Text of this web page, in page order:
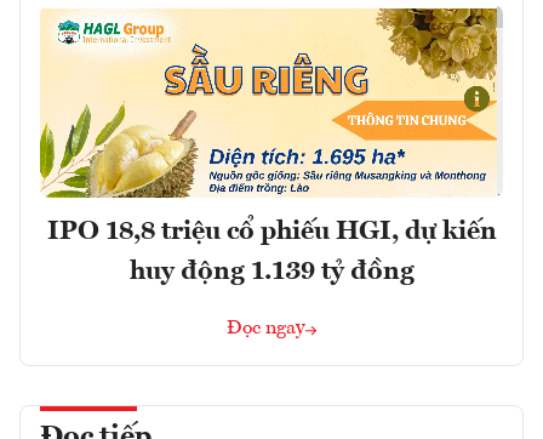
IPO 18,8 triệu cổ phiếu HGI, dự kiến
huy động 1.139 tỷ đồng
Đọc ngay